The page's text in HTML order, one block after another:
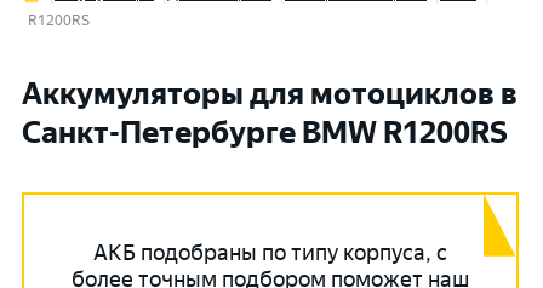
R1200RS
Аккумуляторы для мотоциклов в
Санкт-Петербурге BMW R1200RS
АКБ подобраны по типу корпуса, с
более точным подбором поможет наш